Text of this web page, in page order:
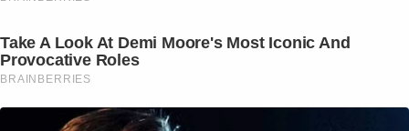
Take A Look At Demi Moore's Most Iconic And
Provocative Roles
BRAINBERRIES